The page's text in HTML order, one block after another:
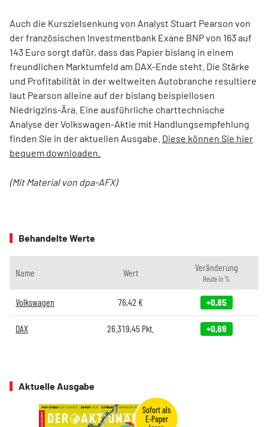
Auch die Kurszielsenkung von Analyst Stuart Pearson von
der französischen Investmentbank Exane BNP von 163 auf
143 Euro sorgt dafür, dass das Papier bislang in einem
freundlichen Marktumfeld am DAX-Ende steht. Die Stärke
und Profitabilität in der weltweiten Autobranche resultiere
laut Pearson alleine auf der bislang beispiellosen
Niedrigzins-Ära. Eine ausführliche charttechnische
Analyse der Volkswagen-Aktie mit Handlungsempfehlung
finden Sie in der aktuellen Ausgabe. Diese können Sie hier
bequem downloaden.
(Mit Material von dpa-AFX)
Behandelte Werte
Name Wert Veränderung
Heute in %
Volkswagen 76,42 € +0,85
DAX 26.319,45 Pkt. +0,69
Aktuelle Ausgabe